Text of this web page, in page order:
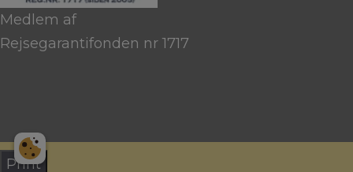
Medlem af
Rejsegarantifonden nr 1717
Print